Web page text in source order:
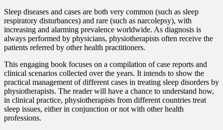
Sleep diseases and cases are both very common (such as sleep
respiratory disturbances) and rare (such as narcolepsy), with
increasing and alarming prevalence worldwide. As diagnosis is
always performed by physicians, physiotherapists often receive the
patients referred by other health practitioners.
This engaging book focuses on a compilation of case reports and
clinical scenarios collected over the years. It intends to show the
practical management of different cases in treating sleep disorders by
physiotherapists. The reader will have a chance to understand how,
in clinical practice, physiotherapists from different countries treat
sleep issues, either in conjunction or not with other health
professions.